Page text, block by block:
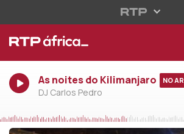
As noites do Kilimanjaro
DJ Carlos Pedro
NO AR